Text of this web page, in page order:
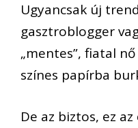
Ugyancsak új
gasztroblogger
„mentes”, fiatal nő
színes papírba bur
De az biztos, ez az